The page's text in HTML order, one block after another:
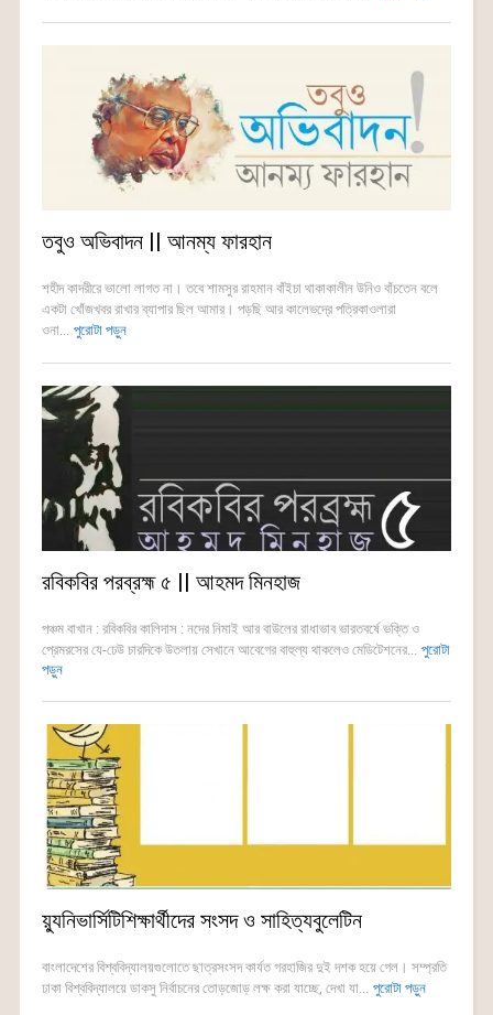
তবুও অভিবাদন || আনম্য ফারহান
শহীদ কাদরীরে ভালো লাগত না। তবে শামসুর রাহমান বাঁইচা থাকাকালীন উনিও বাঁচতেন বলে
একটা খোঁজখবর রাখার ব্যাপার ছিল আমার। পড়ছি আর কালেভদ্রে পত্রিকাওলারা
ওনা... পুরোটা পড়ুন
রবিকবির পরব্রহ্ম ৫ || আহমদ মিনহাজ
পঞ্চম বাখান : রবিকবির কালিদাস : নদের নিমাই আর বাউলের রাধাভাব ভারতবর্ষে ভক্তি ও
প্রেমরসের যে-ঢেউ চারদিকে উতলায় সেখানে আবেগের বাহুল্য থাকলেও মেডিটেশনের... পুরোটা
পড়ুন
য়্যুনিভার্সিটিশিক্ষার্থীদের সংসদ ও সাহিত্যবুলেটিন
বাংলাদেশের বিশ্ববিদ্যালয়গুলোতে ছাত্রসংসদ কার্যত গরহাজির দুই দশক হয়ে গেল। সম্প্রতি
ঢাকা বিশ্ববিদ্যালয়ে ডাকসু নির্বাচনের তোড়জোড় লক্ষ করা যাচ্ছে, দেখা যা... পুরোটা পড়ুন